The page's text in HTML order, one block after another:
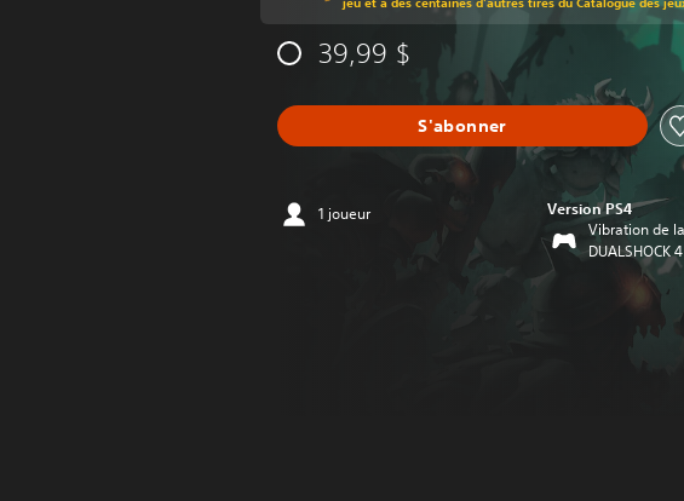
39,99 $
S'abonner
1 joueur Version PS4
Vibration de
DUALSHOCK 4